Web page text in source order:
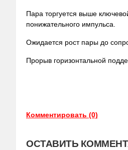
Пара торгуется выше
понижательного импульса.
Ожидается рост пары до
Прорыв горизонтальной
Комментировать (0)
ОСТАВИТЬ